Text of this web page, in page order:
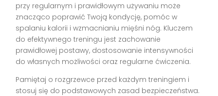
przy regularnym i prawidłowym używaniu może
znacząco poprawić Twoją kondycję, pomóc w
spalaniu kalorii i wzmacnianiu mięśni nóg. Kluczem
do efektywnego treningu jest zachowanie
prawidłowej postawy, dostosowanie intensywności
do własnych możliwości oraz regularne ćwiczenia.
Pamiętaj o rozgrzewce przed każdym treningiem i
stosuj się do podstawowych zasad bezpieczeństwa.